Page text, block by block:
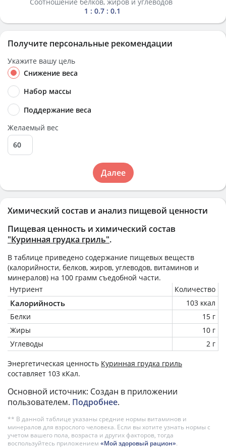
Химический состав и анализ пищевой ценности
Пищевая ценность и химический состав
"Куринная грудка гриль".
В таблице приведено содержание пищевых веществ
(калорийности, белков, жиров, углеводов, витаминов и
минералов) на 100 грамм съедобной части.
Нутриент
Количество
Калорийность
103 ккал
Белки
15 г
Жиры
10 г
Углеводы
2 г
Энергетическая ценность Куринная грудка гриль
составляет 103 кКал.
Основной источник: Создан в приложении
пользователем. Подробнее.
** В данной таблице указаны средние нормы витаминов и
минералов для взрослого человека. Если вы хотите узнать нормы с
учетом вашего пола, возраста и других факторов, тогда
воспользуйтесь приложением «Мой здоровый рацион».
1 : 0.7 : 0.1
Получите персональные рекомендации
Укажите вашу цель
Снижение веса
Набор массы
Поддержание веса
Желаемый вес
Далее